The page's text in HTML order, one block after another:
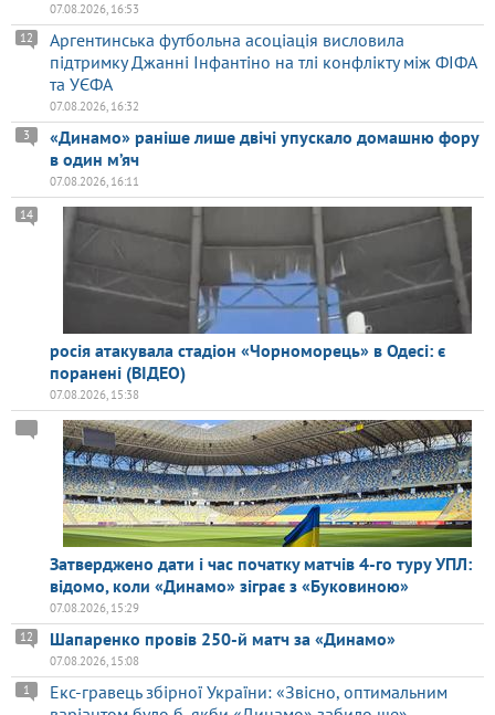
07.08.2026, 16:53
Аргентинська футбольна асоціація висловила
підтримку Джанні Інфантіно на тлі конфлікту між ФІФА
та УЄФА
12
07.08.2026, 16:32
«Динамо» раніше лише двічі упускало домашню фору
в один м’яч
3
07.08.2026, 16:11
росія атакувала стадіон «Чорноморець» в Одесі: є
поранені (ВІДЕО)
14
07.08.2026, 15:38
Затверджено дати і час початку матчів 4-го туру УПЛ:
відомо, коли «Динамо» зіграє з «Буковиною»
07.08.2026, 15:29
Шапаренко провів 250-й матч за «Динамо»
12
07.08.2026, 15:08
Екс-гравець збірної України: «Звісно, оптимальним
1